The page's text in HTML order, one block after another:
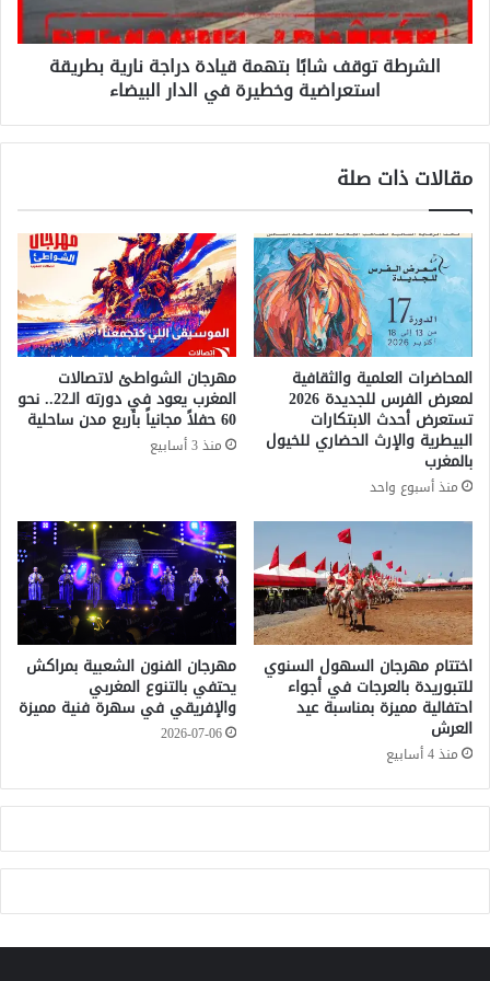
ط
ا
ط
ة
ح
و
م
ة
م
س
ت
د
ا
م
ة
و
ق
بً
ب
ت
ه
ق
ي
د
ة
د
ر
ا
ج
ن
ر
ي
ة
ب
ط
ر
ي
ق
ة
س
ع
ر
ض
الشرطة توقف شابًا بتهمة قيادة دراجة نارية بطريقة
استعراضية وخطيرة في الدار البيضاء
مقالات ذات صلة
المحاضرات العلمية والثقافية
لمعرض الفرس للجديدة 2026
تستعرض أحدث الابتكارات
البيطرية والإرث الحضاري للخيول
بالمغرب
منذ أسبوع واحد
مهرجان الشواطئ لاتصالات
المغرب يعود في دورته الـ22.. نحو
60 حفلاً مجانياً بأربع مدن ساحلية
منذ 3 أسابيع
اختتام مهرجان السهول السنوي
للتبوريدة بالعرجات في أجواء
احتفالية مميزة بمناسبة عيد
العرش
منذ 4 أسابيع
مهرجان الفنون الشعبية بمراكش
يحتفي بالتنوع المغربي
والإفريقي في سهرة فنية مميزة
2026-07-06